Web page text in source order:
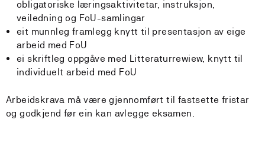
obligatoriske læringsaktivitetar, instruksjon,
veiledning og FoU-samlingar
eit munnleg framlegg knytt til presentasjon av eige
arbeid med FoU
ei skriftleg oppgåve med Litteraturrewiew, knytt til
individuelt arbeid med FoU
Arbeidskrava må være gjennomført til fastsette fristar
og godkjend før ein kan avlegge eksamen.